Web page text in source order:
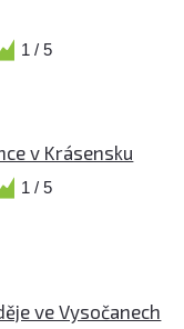
1 / 5
v Krásensku
1 / 5
ve Vysočanech